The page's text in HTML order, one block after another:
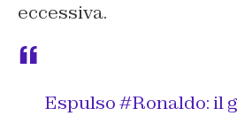
eccessiva.
Espulso#Ronaldo: il